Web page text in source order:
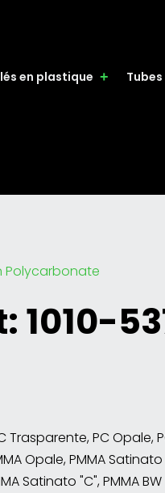
en plastique
Polycarbonate
1010-
Trasparente, PC Opale,
Opale, PMMA Satinato
Satinato "C", PMMA BW